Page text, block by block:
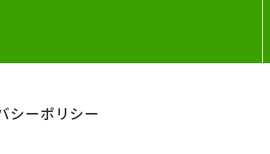
シーポリシー